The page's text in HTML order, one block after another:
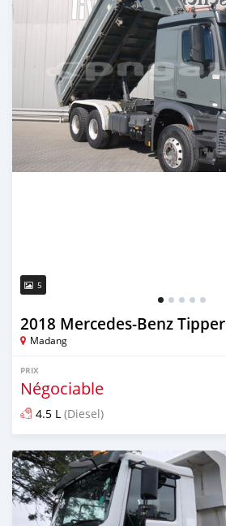
5
2018 Mercedes‒Benz Tipper
Madang
PRIX
Négociable
4.5 L (Diesel)
Publié il y a plus de 2 ans